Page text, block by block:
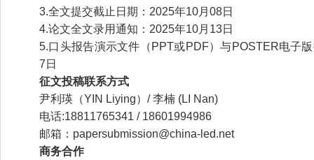
3.全文提交截止日期：2025年10月08日
4.论文全文录用通知：2025年10月13日
5.口头报告演示文件（PPT或PDF）与POSTER电子
7日
征文投稿联系方式
尹利瑛（YIN Liying）/ 李楠 (LI Nan)
电话:18811765341 / 18601994986
邮箱：papersubmission@china-led.net
商务合作